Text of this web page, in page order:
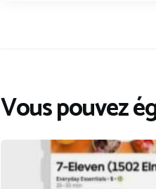
Vous pouvez